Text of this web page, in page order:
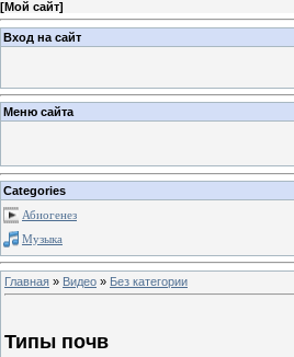
[Мой сайт]
Вход на сайт
Меню сайта
Categories
Абиогенез
Музыка
Главная » Видео » Без категории
Типы почв